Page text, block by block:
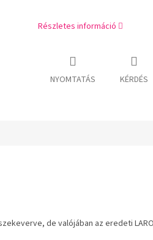
Részletes információ
NYOMTATÁS KÉRDÉS
de valójában az eredeti